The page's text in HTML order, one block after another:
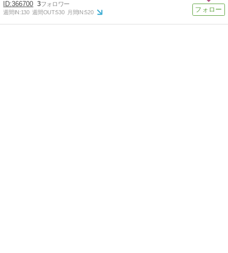
366700 3
週間IN:130 週間OUT:530 月間IN:520